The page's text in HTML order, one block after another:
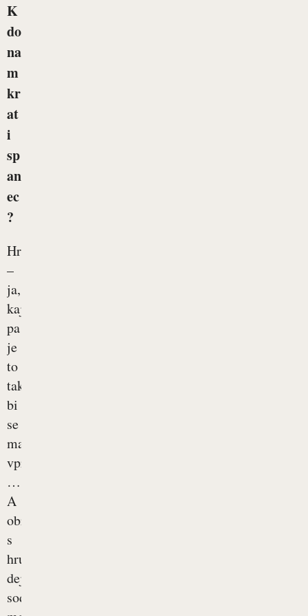
K
do
na
m
kr
at
i
sp
an
ec
?
Hrup
–
ja,
kaj
pa
je
to
takega,
bi
se
marsikdo
vprašal
…
A
obremenitev
s
hrupom
dejansko
sodi